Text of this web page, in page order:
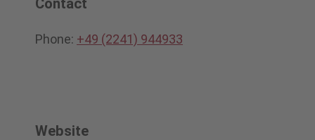
Phone: +49 (2241) 944933
Website